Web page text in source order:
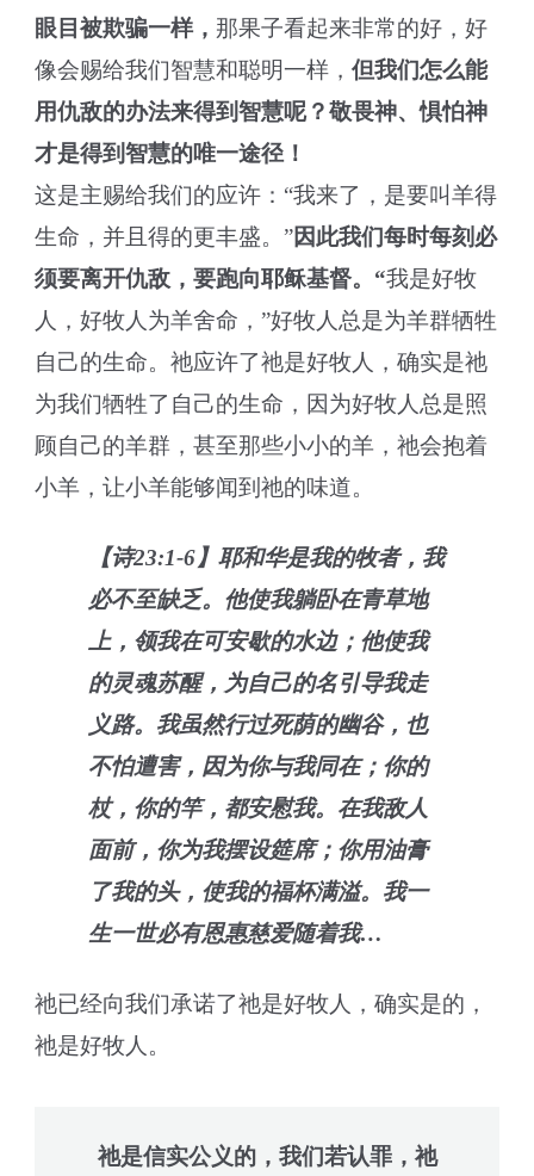
眼目被欺骗一样， 那果子看起来非常的好，好
像会赐给我们智慧和聪明一样，但我们怎么能
用仇敌的办法来得到智慧呢？敬畏神、惧怕神
才是得到智慧的唯一途径！
这是主赐给我们的应许：“我来了，是要叫羊得
生命，并且得的更丰盛。”因此我们每时每刻必
须要离开仇敌，要跑向耶稣基督。“我是好牧
人，好牧人为羊舍命，”好牧人总是为羊群牺牲
自己的生命。祂应许了祂是好牧人，确实是祂
为我们牺牲了自己的生命，因为好牧人总是照
顾自己的羊群，甚至那些小小的羊，祂会抱着
小羊，让小羊能够闻到祂的味道。
【诗23:1-6】耶和华是我的牧者，我
必不至缺乏。他使我躺卧在青草地
上，领我在可安歇的水边；他使我
的灵魂苏醒，为自己的名引导我走
义路。我虽然行过死荫的幽谷，也
不怕遭害，因为你与我同在；你的
杖，你的竿，都安慰我。在我敌人
面前，你为我摆设筵席；你用油膏
了我的头，使我的福杯满溢。我一
生一世必有恩惠慈爱随着我…
祂已经向我们承诺了祂是好牧人，确实是的，
祂是好牧人。
祂是信实公义的，我们若认罪，祂